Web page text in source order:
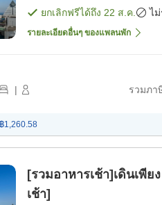
ยกเลิกฟรีได้ถึง 22 ส.ค. ไ
รายละเอียดอื่นๆ ของแพลนพัก
| รวมภา
฿1,260.58
[รวมอาหารเช้า]เดินเพี
เช้า]